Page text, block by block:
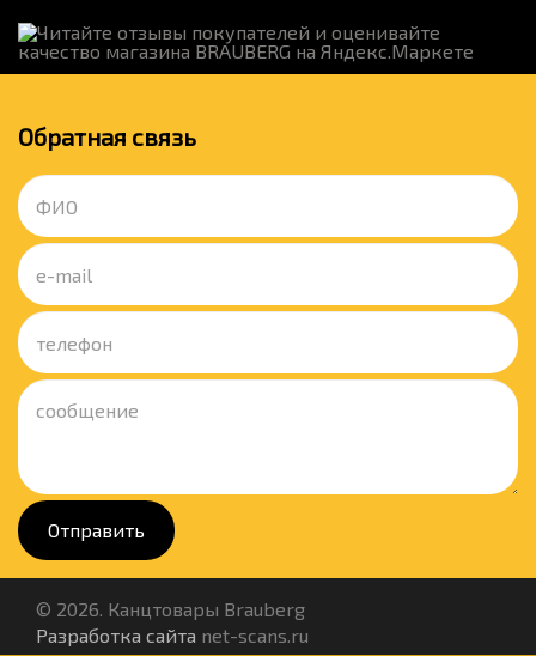
Обратная связь
Отправить
© 2026. Канцтовары Brauberg
Разработка сайта net-scans.ru